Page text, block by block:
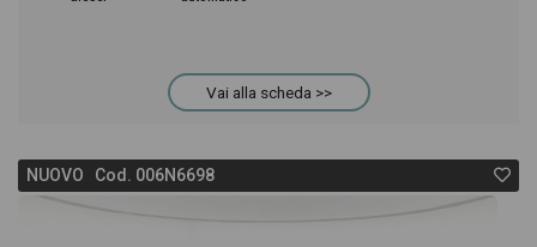
Vai alla scheda >>
NUOVO Cod. 006N6698